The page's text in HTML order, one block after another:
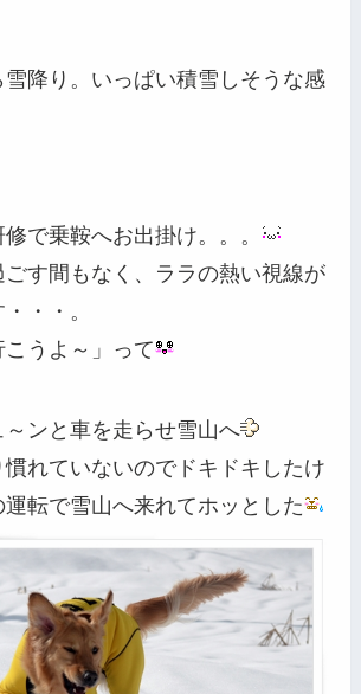
降り。いっぱい積雪しそうな感
で乗鞍へお出掛け。。。
す間もなく、ララの熱い視線が
・・。
こうよ～」って
ンと車を走らせ雪山へ
れていないのでドキドキしたけ
運転で雪山へ来れてホッとした